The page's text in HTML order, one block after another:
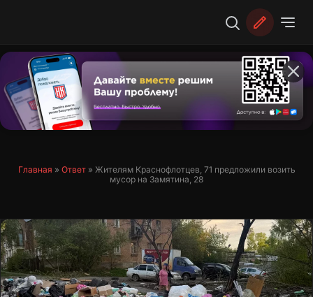
Главная » Ответ» Жителям Краснофлотцев, 71 предложили возить
мусор на Замятина, 28